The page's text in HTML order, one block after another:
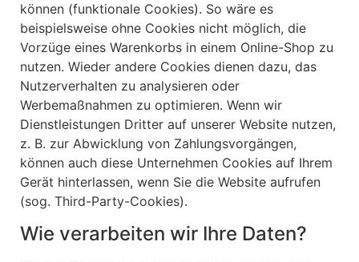
können (funktionale Cookies). So wäre es
beispielsweise ohne Cookies nicht möglich, die
Vorzüge eines Warenkorbs in einem Online-Shop zu
nutzen. Wieder andere Cookies dienen dazu, das
Nutzerverhalten zu analysieren oder
Werbemaßnahmen zu optimieren. Wenn wir
Dienstleistungen Dritter auf unserer Website nutzen,
z. B. zur Abwicklung von Zahlungsvorgängen,
können auch diese Unternehmen Cookies auf Ihrem
Gerät hinterlassen, wenn Sie die Website aufrufen
(sog. Third-Party-Cookies).
Wie verarbeiten wir Ihre Daten?